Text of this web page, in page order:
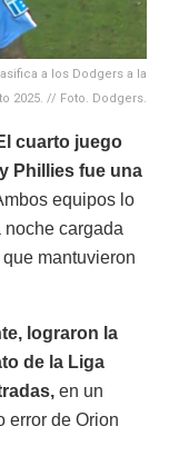
a los Dodgers a la
2025. // Foto. Dodgers.
cuarto juego
Phillies fue una
equipos lo
cargada
mantuvieron
lograron la
de la Liga
en un
error de Orion